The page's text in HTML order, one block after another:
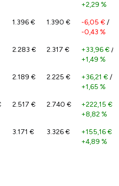
+2,29 %
1.396 € 1.390 € -6,05 € /
-0,43 %
2.283 € 2.317 € +33,96 € /
+1,49 %
2.189 € 2.225 € +36,21 € /
+1,65 %
2.517 € 2.740 € +222,15 €
+8,82 %
3.171 € 3.326 € +155,16 €
+4,89 %